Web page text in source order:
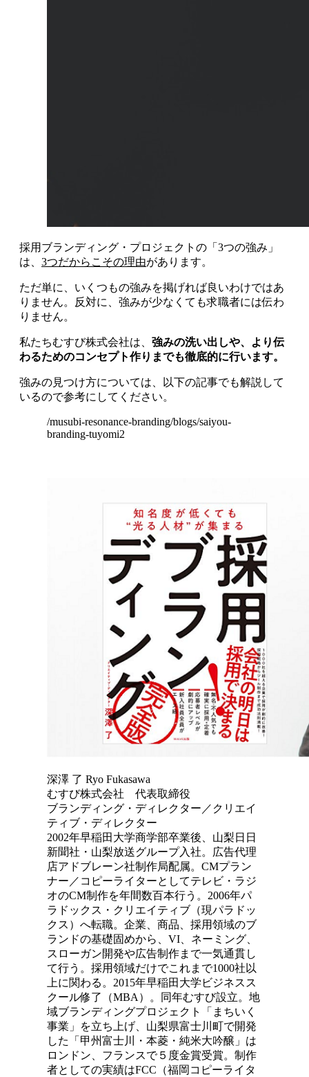
採用ブランディング・プロジェクトの「3つの強み」
は、 3つだからこその理由があります。
ただ単に、いくつもの強みを掲げれば良いわけではあ
りません。反対に、強みが少なくても求職者には伝わ
りません。
私たちむすび株式会社は、 強みの洗い出しや、より伝
わるためのコンセプト作りまでも徹底的に行います。
強みの見つけ方については、以下の記事でも解説して
いるので参考にしてください。
/musubi-resonance-branding/blogs/saiyou-
branding-tuyomi2
深澤 了 Ryo Fukasawa
むすび株式会社 代表取締役
ブランディング・ディレクター／クリエイ
ティブ・ディレクター
2002年早稲田大学商学部卒業後、山梨日日
新聞社・山梨放送グループ入社。広告代理
店アドブレーン社制作局配属。CMプラン
ナー／コピーライターとしてテレビ・ラジ
オのCM制作を年間数百本行う。2006年パ
ラドックス・クリエイティブ（現パラドッ
クス）へ転職。企業、商品、採用領域のブ
ランドの基礎固めから、VI、ネーミング、
スローガン開発や広告制作まで一気通貫し
て行う。採用領域だけでこれまで1000社以
上に関わる。2015年早稲田大学ビジネスス
クール修了（MBA）。同年むすび設立。地
域ブランディングプロジェクト「まちいく
事業」を立ち上げ、山梨県富士川町で開発
した「甲州富士川・本菱・純米大吟醸」は
ロンドン、フランスで５度金賞受賞。制作
者としての実績はFCC（福岡コピーライタ